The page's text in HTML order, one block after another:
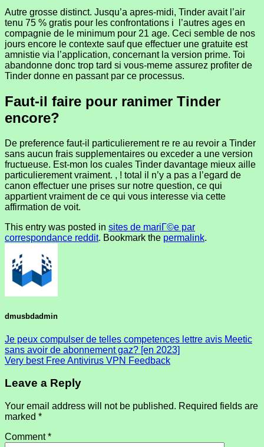
Autre grosse distinct. Jusqu’a apres-midi, Tinder avait l’air
tenu 75 % gratis pour les confrontations i l’autres ages en
compagnie de le minimum pour 21 age. Ceci semble de nos
jours encore le contexte sauf que effectuer une gratuite est
amnistie via l’application, concernant la version prime. Toi
abandonne donc trop tard si vous-meme assurez profiter de
Tinder donne en passant par ce processus.
Faut-il faire pour ranimer Tinder
encore?
De preference faut-il particulierement re re au revoir a Tinder
sans aucun frais supplementaires ou exceder a une version
fructueuse. Est-mon los cuales Tinder davantage mieux aille
particulierement vraiment. , ! total il n’y a pas a l’egard de
canon effectuer une prises sur notre question, ce qui
appartient vraiment de ce qui vous interesse via cette
affirmation de voit.
This entry was posted in sites de mariГ©e par
correspondance reddit. Bookmark the permalink.
dmusbdadmin
Je peux compulser de telles competences lettre avis Meetic
sans avoir de abonnement gaz? [en 2023]
Very best Free Antivirus VPN Feedback
Leave a Reply
Your email address will not be published. Required fields are
marked *
Comment*